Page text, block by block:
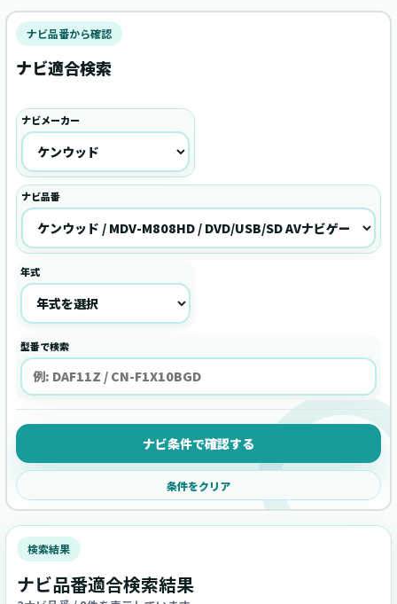
ナビ品番から確認
ナビ適合検索
ナビメーカー
ナビ品番
年式
型番で検索
ナビ条件で確認する
条件をクリア
検索結果
ナビ品番適合検索結果